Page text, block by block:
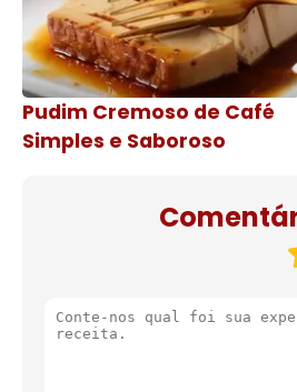
Pudim Cremoso de Café
Simples e Saboroso